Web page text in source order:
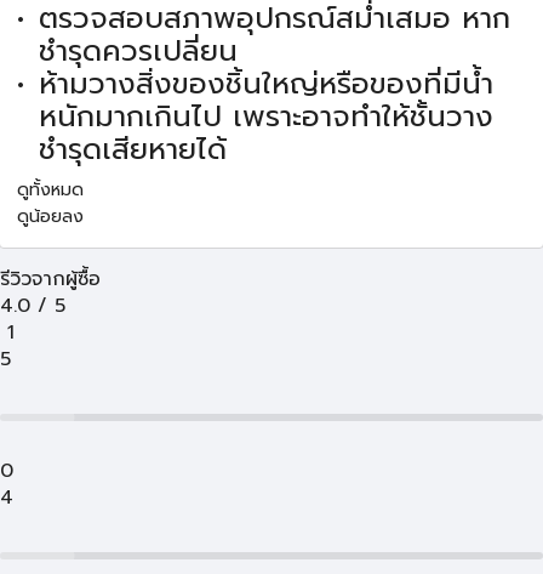
ตรวจสอบสภาพอุปกรณ์สม่ำเสมอ หาก
ชำรุดควรเปลี่ยน
ห้ามวางสิ่งของชิ้นใหญ่หรือของที่มีน้ำ
หนักมากเกินไป เพราะอาจทำให้ชั้นวาง
ชำรุดเสียหายได้
ดูทั้งหมด
ดูน้อยลง
รีวิวจากผู้ซื้อ
4.0 / 5
1
5
0
4